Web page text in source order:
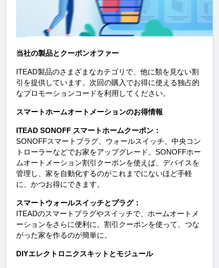
当社の製品とクーポンオファー
ITEAD製品のさまざまなカテゴリで、他に類を見ない割
引を提供しています。次回の購入でお得に使える独占的
なプロモーションコードを利用してください。
スマートホームオートメーションのお得情報
ITEAD SONOFF スマートホームクーポン：
SONOFFスマートプラグ、ウォールスイッチ、中央コン
トローラーなどでお家をアップグレード。SONOFFホー
ムオートメーション割引クーポンを使えば、デバイスを
管理し、家を自動化するのがこれまでにないほど手軽
に、かつお得にできます。
スマートウォールスイッチとプラグ：
ITEADのスマートプラグやスイッチで、ホームオートメ
ーションをさらに便利に。割引クーポンを使って、つな
がった家を作るのが簡単に。
DIYエレクトロニクスキットとモジュール